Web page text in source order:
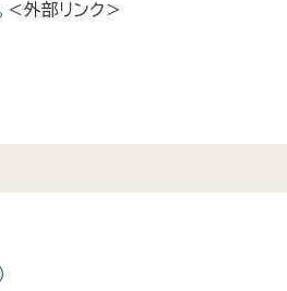
＜外部リンク＞